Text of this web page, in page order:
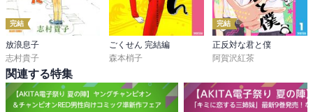
完結
放浪息子
志村貴子
ごくせん 完結編
森本梢子
完結
正反対な君と僕
阿賀沢紅茶
関連する特集